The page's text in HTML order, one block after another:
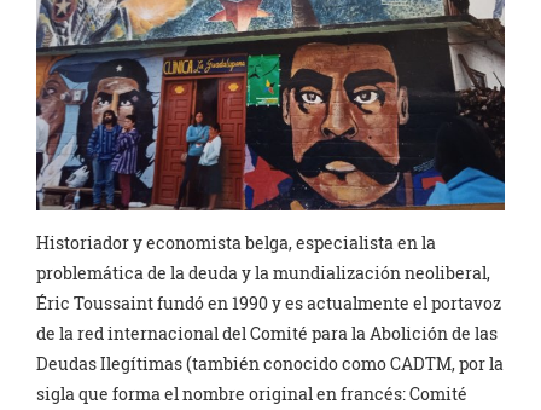
Historiador y economista belga, especialista en la
problemática de la deuda y la mundialización neoliberal,
Éric Toussaint fundó en 1990 y es actualmente el portavoz
de la red internacional del Comité para la Abolición de las
Deudas Ilegítimas (también conocido como CADTM, por la
sigla que forma el nombre original en francés: Comité